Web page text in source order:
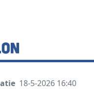
18-5-2026 16:40